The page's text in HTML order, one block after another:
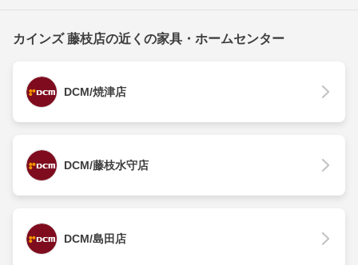
カインズ 藤枝店の近くの家具・ホームセンター
DCM/焼津店
DCM/藤枝水守店
DCM/島田店